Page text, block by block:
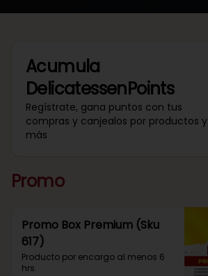
Acumula
DelicatessenPoints
Regístrate, gana puntos con tus
compras y canjealos por productos y
más
Promo
Promo Box Premium (Sku
617)
Producto por encargo al menos 6
hrs.